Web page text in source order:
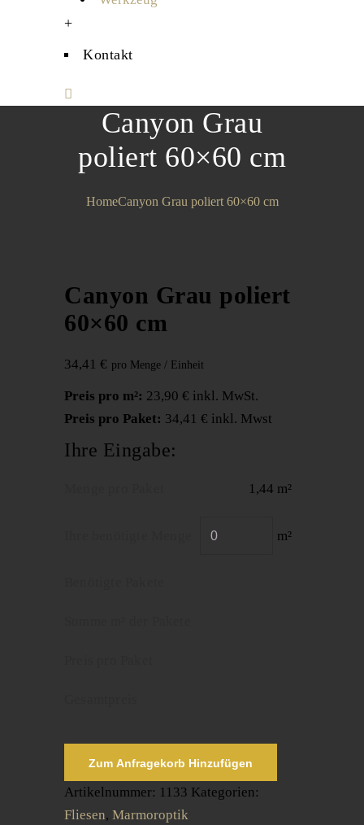
+
Kontakt
Canyon Grau
poliert 60×60 cm
HomeCanyon Grau poliert 60×60 cm
Canyon Grau poliert
60×60 cm
34,41 €
Preis pro m²: 23,90 € inkl. MwSt.
Preis pro Paket: 34,41 € inkl. Mwst
Ihre Eingabe:
1,44 m²
m²
Zum Anfragekorb Hinzufügen
Artikelnummer: 1133 Kategorien:
Fliesen, Marmoroptik